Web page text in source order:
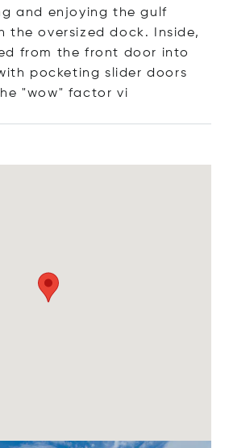
and enjoying the gulf
the oversized dock. Inside,
from the front door into
pocketing slider doors
"wow" factor vi